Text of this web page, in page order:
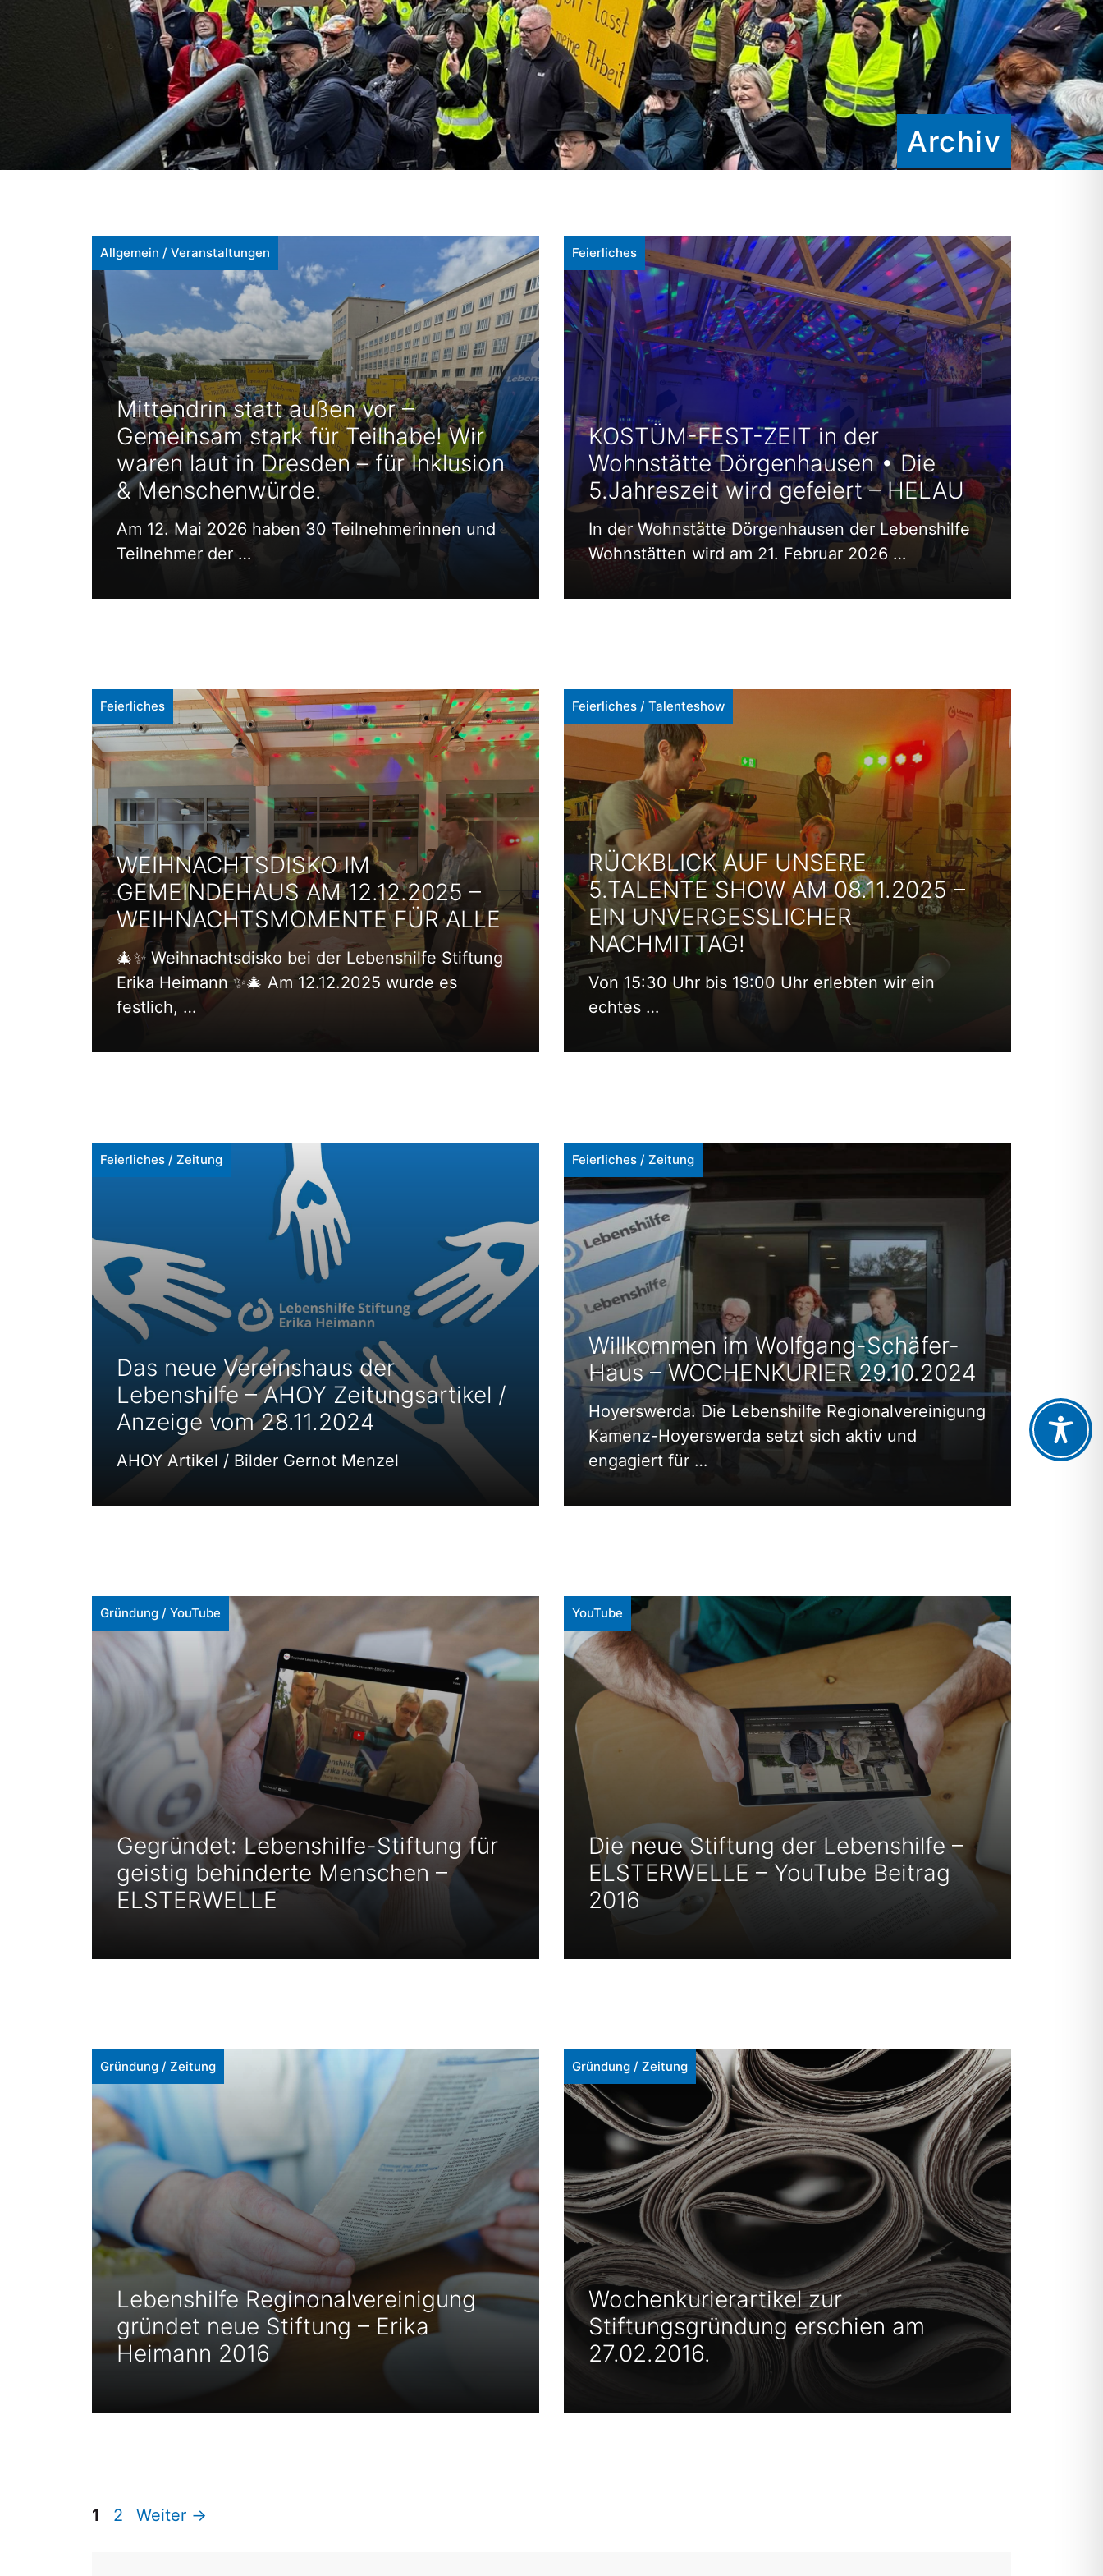
Archiv
Allgemein / Veranstaltungen
Mittendrin statt außen vor –
Gemeinsam stark für Teilhabe! Wir
waren laut in Dresden – für Inklusion
& Menschenwürde.
Am 12. Mai 2026 haben 30 Teilnehmerinnen und
Teilnehmer der …
Feierliches
KOSTÜM-FEST-ZEIT in der
Wohnstätte Dörgenhausen • Die
5.Jahreszeit wird gefeiert – HELAU
In der Wohnstätte Dörgenhausen der Lebenshilfe
Wohnstätten wird am 21. Februar 2026 …
Feierliches
WEIHNACHTSDISKO IM
GEMEINDEHAUS AM 12.12.2025 –
WEIHNACHTSMOMENTE FÜR ALLE
🎄✨ Weihnachtsdisko bei der Lebenshilfe Stiftung
Erika Heimann ✨🎄 Am 12.12.2025 wurde es
festlich, …
Feierliches / Talenteshow
RÜCKBLICK AUF UNSERE
5.TALENTE SHOW AM 08.11.2025 –
EIN UNVERGESSLICHER
NACHMITTAG!
Von 15:30 Uhr bis 19:00 Uhr erlebten wir ein
echtes …
Feierliches / Zeitung
Das neue Vereinshaus der
Lebenshilfe – AHOY Zeitungsartikel /
Anzeige vom 28.11.2024
AHOY Artikel / Bilder Gernot Menzel
Feierliches / Zeitung
Willkommen im Wolfgang-Schäfer-
Haus – WOCHENKURIER 29.10.2024
Hoyerswerda. Die Lebenshilfe Regionalvereinigung
Kamenz-Hoyerswerda setzt sich aktiv und
engagiert für …
Gründung / YouTube
Gegründet: Lebenshilfe-Stiftung für
geistig behinderte Menschen –
ELSTERWELLE
YouTube
Die neue Stiftung der Lebenshilfe –
ELSTERWELLE – YouTube Beitrag
2016
Gründung / Zeitung
Lebenshilfe Reginonalvereinigung
gründet neue Stiftung – Erika
Heimann 2016
Gründung / Zeitung
Wochenkurierartikel zur
Stiftungsgründung erschien am
27.02.2016.
Seite
1 Seite
2 Weiter →